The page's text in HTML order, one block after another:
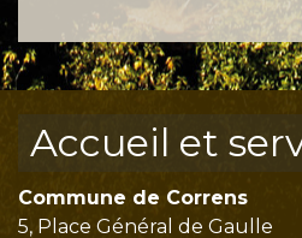
Accueil et
Commune de Correns
5, Place Général de Gaulle